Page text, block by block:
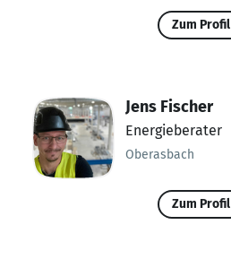
Zum Profil
Jens Fischer
Energieberater
Oberasbach
Zum Profil